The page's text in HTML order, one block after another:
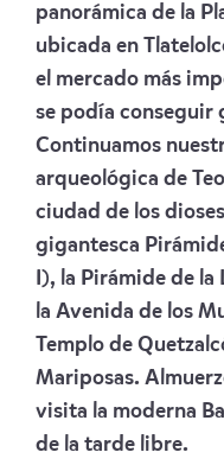
panorámica de la
ubicada en
el mercado más
se podía conseguir
Continuamos
arqueológica de
ciudad de los
gigantesca
I), la Pirámide de
la Avenida de los
Templo de
Mariposas.
visita la moderna
de la tarde libre.